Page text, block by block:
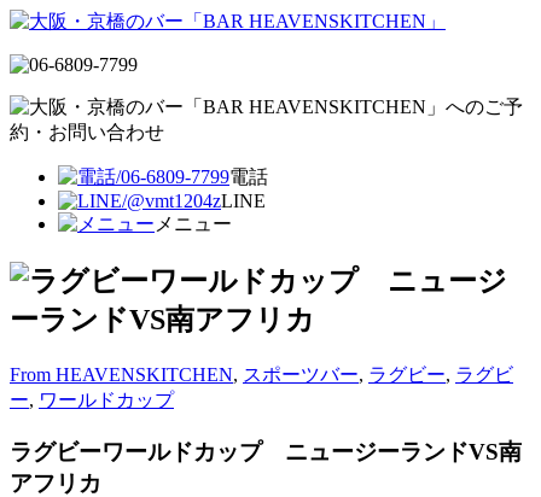
電話
LINE
メニュー
From HEAVENSKITCHEN, スポーツバー, ラグビー, ラグビ
ー, ワールドカップ
ラグビーワールドカップ ニュージーランドVS南
アフリカ